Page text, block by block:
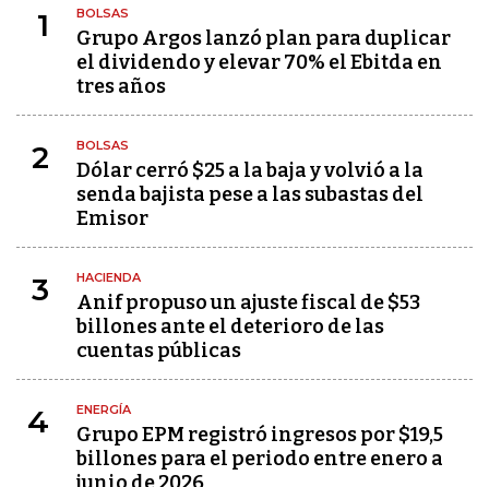
1 BOLSAS
Grupo Argos lanzó plan para duplicar
el dividendo y elevar 70% el Ebitda en
tres años
2 BOLSAS
Dólar cerró $25 a la baja y volvió a la
senda bajista pese a las subastas del
Emisor
3 HACIENDA
Anif propuso un ajuste fiscal de $53
billones ante el deterioro de las
cuentas públicas
4 ENERGÍA
Grupo EPM registró ingresos por $19,5
billones para el periodo entre enero a